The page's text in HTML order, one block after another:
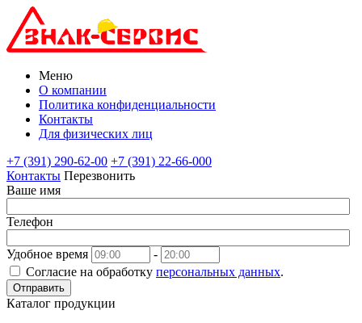
Меню
О компании
Политика конфиденциальности
Контакты
Для физических лиц
+7 (391) 290-62-00 +7 (391) 22-66-000
Контакты Перезвонить
Ваше имя
Телефон
Удобное время
-
Согласие на обработку персональных данных.
Отправить
Каталог продукции